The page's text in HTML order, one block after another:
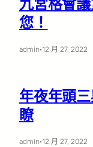
您！
admin·12 月 27, 2022
年夜年頭
瞭
admin·12 月 27, 2022